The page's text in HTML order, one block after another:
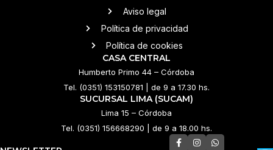
Aviso legal
Política de privacidad
Política de cookies
CASA CENTRAL
Humberto Primo 44 – Córdoba
Tel. (0351) 153150781 | de 9 a 17.30 hs.
SUCURSAL LIMA (SUCAM)
Lima 15 – Córdoba
Tel. (0351) 156668290 | de 9 a 18.00 hs.